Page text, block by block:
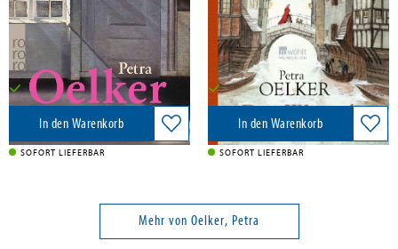
Rowohlt Taschenbuch, 2026
15,00 €
Versandkostenfrei in DE
In den Warenkorb
SOFORT LIEFERBAR
Wunderlich Verlag, 2025
22,00 €
Versandkostenfrei in DE
In den Warenkorb
SOFORT LIEFERBAR
Mehr von Oelker, Petra